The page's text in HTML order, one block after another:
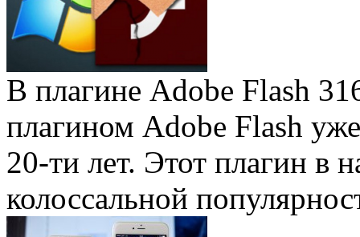
В плагине Adobe Flash
плагином Adobe Flash
20-ти лет. Этот плагин в
колоссальной